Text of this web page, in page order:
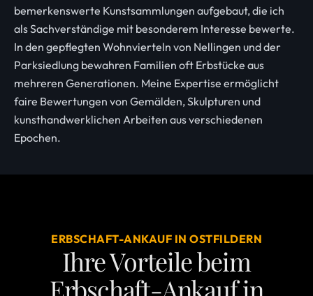
bemerkenswerte Kunstsammlungen aufgebaut, die ich
als Sachverständige mit besonderem Interesse bewerte.
In den gepflegten Wohnvierteln von Nellingen und der
Parksiedlung bewahren Familien oft Erbstücke aus
mehreren Generationen. Meine Expertise ermöglicht
faire Bewertungen von Gemälden, Skulpturen und
kunsthandwerklichen Arbeiten aus verschiedenen
Epochen.
ERBSCHAFT-ANKAUF IN OSTFILDERN
Ihre Vorteile beim
Erbschaft-Ankauf in